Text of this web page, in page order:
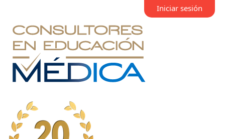
Iniciar sesión